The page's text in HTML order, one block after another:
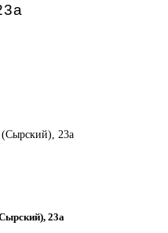
(Сырский), 23а
23а